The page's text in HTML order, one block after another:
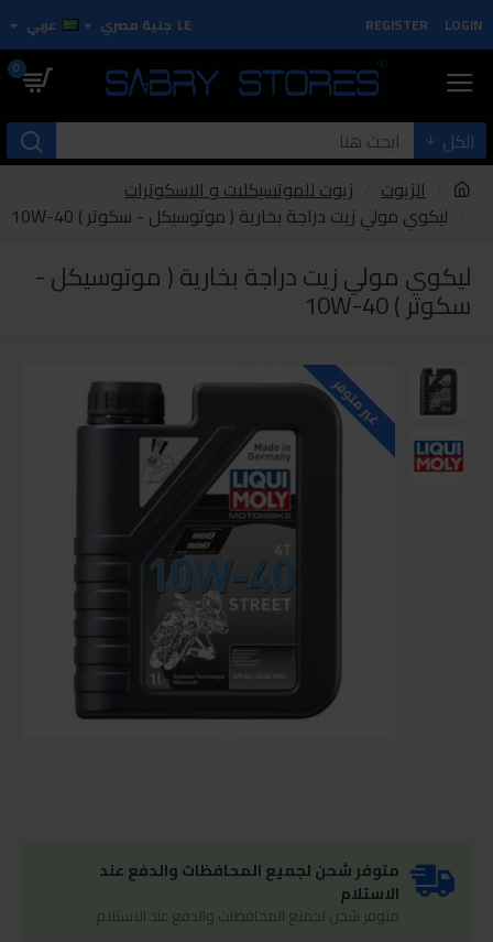
LOGIN
REGISTER
LE جنية مصري عربي
0
الكل
الزيوت
زيوت للموتسيكلات و الاسكوترات
ليكوي مولي زيت دراجة بخارية ( موتوسيكل - سكوتر ) 10W-40
ليكوي مولي زيت دراجة بخارية ( موتوسيكل -
سكوتر ) 10W-40
غير متوفر
متوفر شحن لجميع المحافظات والدفع عند
الاستلام
متوفر شحن لجميع المحافظات والدفع عند الاستلام